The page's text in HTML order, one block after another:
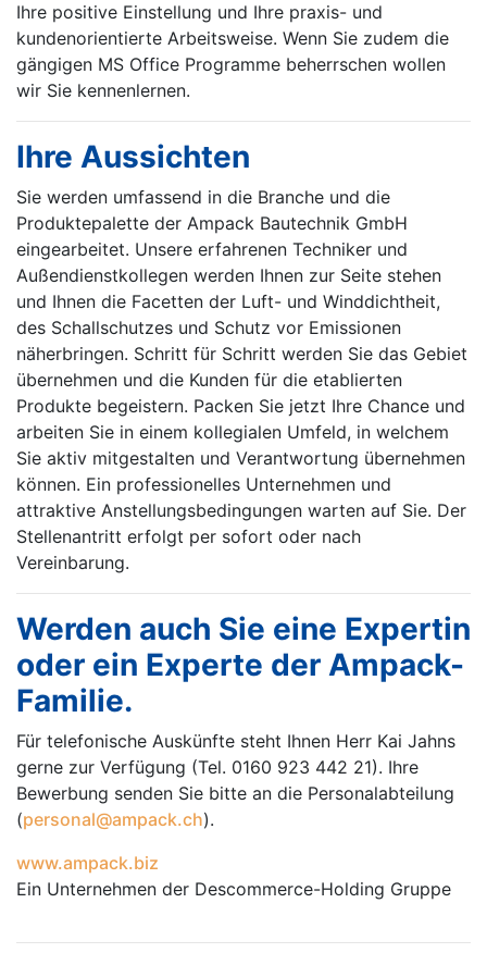
Ihre positive Einstellung und Ihre praxis- und
kundenorientierte Arbeitsweise. Wenn Sie zudem die
gängigen MS Office Programme beherrschen wollen
wir Sie kennenlernen.
Ihre Aussichten
Sie werden umfassend in die Branche und die
Produktepalette der Ampack Bautechnik GmbH
eingearbeitet. Unsere erfahrenen Techniker und
Außendienstkollegen werden Ihnen zur Seite stehen
und Ihnen die Facetten der Luft- und Winddichtheit,
des Schallschutzes und Schutz vor Emissionen
näherbringen. Schritt für Schritt werden Sie das Gebiet
übernehmen und die Kunden für die etablierten
Produkte begeistern. Packen Sie jetzt Ihre Chance und
arbeiten Sie in einem kollegialen Umfeld, in welchem
Sie aktiv mitgestalten und Verantwortung übernehmen
können. Ein professionelles Unternehmen und
attraktive Anstellungsbedingungen warten auf Sie. Der
Stellenantritt erfolgt per sofort oder nach
Vereinbarung.
Werden auch Sie eine Expertin
oder ein Experte der Ampack-
Familie.
Für telefonische Auskünfte steht Ihnen Herr Kai Jahns
gerne zur Verfügung (Tel. 0160 923 442 21). Ihre
Bewerbung senden Sie bitte an die Personalabteilung
(personal@ampack.ch).
www.ampack.biz
Ein Unternehmen der Descommerce-Holding Gruppe